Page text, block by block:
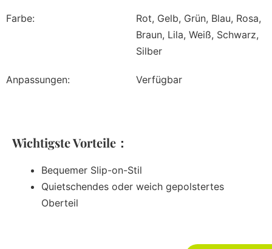
Farbe:
Rot, Gelb, Grün, Blau, Rosa,
Braun, Lila, Weiß, Schwarz,
Silber
Anpassungen: Verfügbar
Wichtigste Vorteile：
Bequemer Slip-on-Stil
Quietschendes oder weich gepolstertes
Oberteil